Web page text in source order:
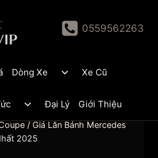
0559562263
Dòng Xe
ToggleXe Cũ
Toggle
menu
Đại Lý Giới Thiệu
/ Giá Lăn Bánh Mercedes
2025